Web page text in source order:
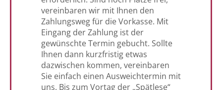
vereinbaren wir mit Ihnen den
Zahlungsweg für die Vorkasse. Mit
Eingang der Zahlung ist der
gewünschte Termin gebucht. Sollte
Ihnen dann kurzfristig etwas
dazwischen kommen, vereinbaren
Sie einfach einen Ausweichtermin mit
uns. Bis zum Vortag der „Spätlese“